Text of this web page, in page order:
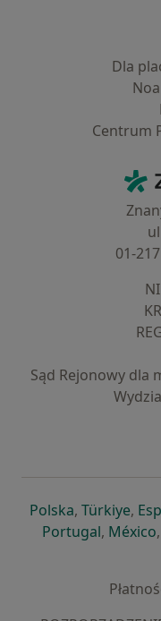
Dla
Centrum
01-
Sąd Rejonowy dla
Polskaotwiera się
, Türkiye,
Portugalotwiera
, México,